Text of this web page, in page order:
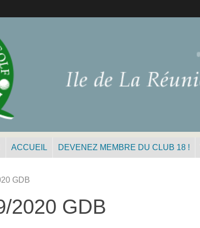
ACCUEIL DEVENEZ MEMBRE DU CLUB 18 !
GDB
2020 GDB